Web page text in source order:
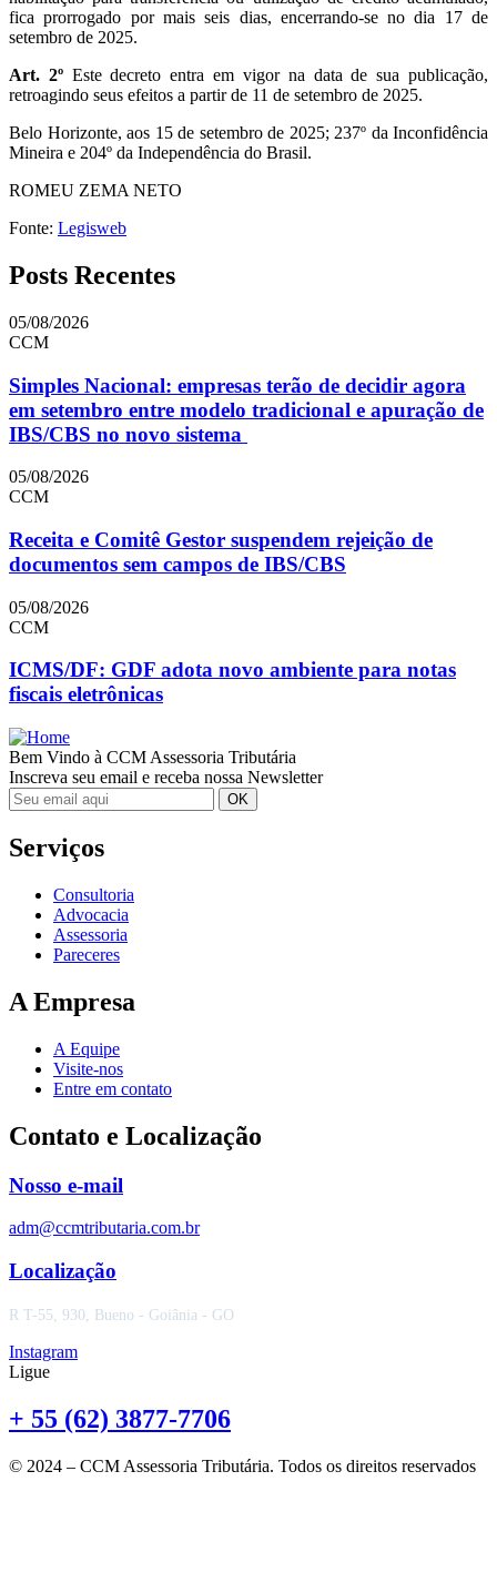
fica prorrogado por mais seis dias, encerrando-se no dia 17 de
setembro de 2025.
Art. 2ºEste decreto entra em vigor na data de sua publicação,
retroagindo seus efeitos a partir de 11 de setembro de 2025.
Belo Horizonte, aos 15 de setembro de 2025; 237º da Inconfidência
Mineira e 204º da Independência do Brasil.
ROMEU ZEMA NETO
Fonte: Legisweb
Posts Recentes
05/08/2026
CCM
Simples Nacional: empresas terão de decidir agora
em setembro entre modelo tradicional e apuração de
IBS/CBS no novo sistema
05/08/2026
CCM
Receita e Comitê Gestor suspendem rejeição de
documentos sem campos de IBS/CBS
05/08/2026
CCM
ICMS/DF: GDF adota novo ambiente para notas
fiscais eletrônicas
Bem Vindo à CCM Assessoria Tributária
Inscreva seu email e receba nossa Newsletter
Serviços
Consultoria
Advocacia
Assessoria
Pareceres
A Empresa
A Equipe
Visite-nos
Entre em contato
Contato e Localização
Nosso e-mail
adm@ccmtributaria.com.br
Localização
R T-55, 930, Bueno - Goiânia - GO
Instagram
Ligue
+ 55 (62) 3877-7706
© 2024 – CCM Assessoria Tributária. Todos os direitos reservados